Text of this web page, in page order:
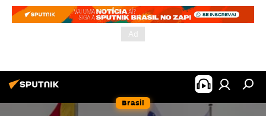
Brasil